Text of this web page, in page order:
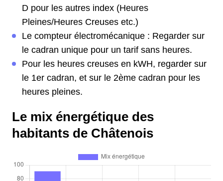
D pour les autres index (Heures
Pleines/Heures Creuses etc.)
Le compteur électromécanique : Regarder sur
le cadran unique pour un tarif sans heures.
Pour les heures creuses en kWH, regarder sur
le 1er cadran, et sur le 2ème cadran pour les
heures pleines.
Le mix énergétique des
habitants de Châtenois